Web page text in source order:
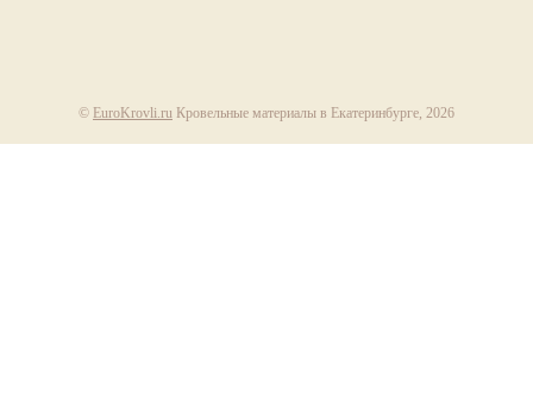
© EuroKrovli.ru Кровельные материалы в Екатеринбурге, 2026